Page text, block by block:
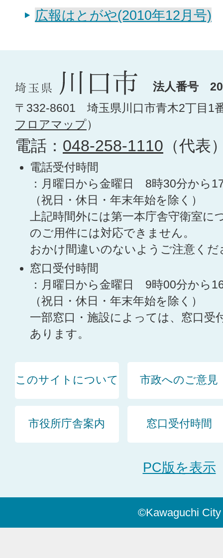
広報はとがや(2010年12月号)
法人番号
〒332-8601 埼玉県川口市青木2丁目1
フロアマップ）
電話： 048-258-1110 （代表
電話受付時間
：月曜日から金曜日 8時30分から
（祝日・休日・年末年始を除く）
上記時間外には第一本庁舎守衛室に
のご用件には対応できません。
おかけ間違いのないようご注意くだ
窓口受付時間
：月曜日から金曜日 9時00分から
（祝日・休日・年末年始を除く）
一部窓口・施設によっては、窓口受
あります。
このサイトについて 市政へのご意見
市役所庁舎案内 窓口受付時間
PC版を表示
©Kawaguchi City